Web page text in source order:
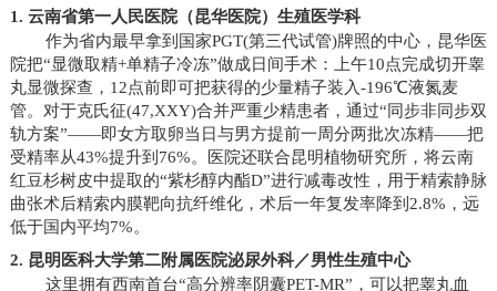
1. 云南省第一人民医院（昆华医院）生殖医学科
作为省内最早拿到国家PGT(第三代试管)牌照的中心，昆华医
院把“显微取精+单精子冷冻”做成日间手术：上午10点完成切开睾
丸显微探查，12点前即可把获得的少量精子装入-196℃液氮麦
管。对于克氏征(47,XXY)合并严重少精患者，通过“同步非同步双
轨方案”——即女方取卵当日与男方提前一周分两批次冻精——把
受精率从43%提升到76%。医院还联合昆明植物研究所，将云南
红豆杉树皮中提取的“紫杉醇内酯D”进行减毒改性，用于精索静脉
曲张术后精索内膜靶向抗纤维化，术后一年复发率降到2.8%，远
低于国内平均7%。
2. 昆明医科大学第二附属医院泌尿外科／男性生殖中心
这里拥有西南首台“高分辨率阴囊PET-MR”，可以把睾丸血